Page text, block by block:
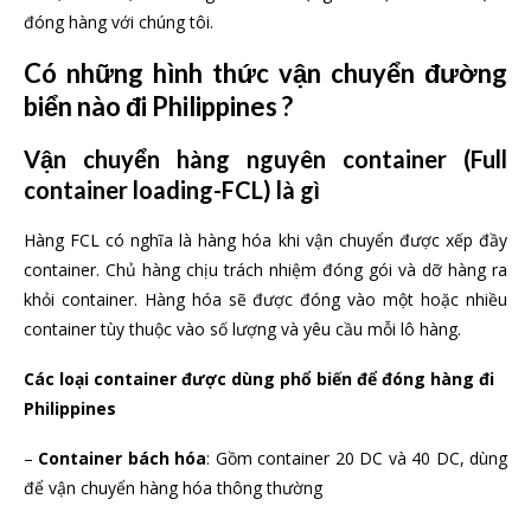
đóng hàng với chúng tôi.
Có những hình thức vận chuyển đường
biển nào đi Philippines ?
Vận chuyển hàng nguyên container (Full
container loading-FCL) là gì
Hàng FCL có nghĩa là hàng hóa khi vận chuyển được xếp đầy
container. Chủ hàng chịu trách nhiệm đóng gói và dỡ hàng ra
khỏi container. Hàng hóa sẽ được đóng vào một hoặc nhiều
container tùy thuộc vào số lượng và yêu cầu mỗi lô hàng.
Các loại container được dùng phổ biến để đóng hàng đi
Philippines
– Container bách hóa: Gồm container 20 DC và 40 DC, dùng
để vận chuyển hàng hóa thông thường